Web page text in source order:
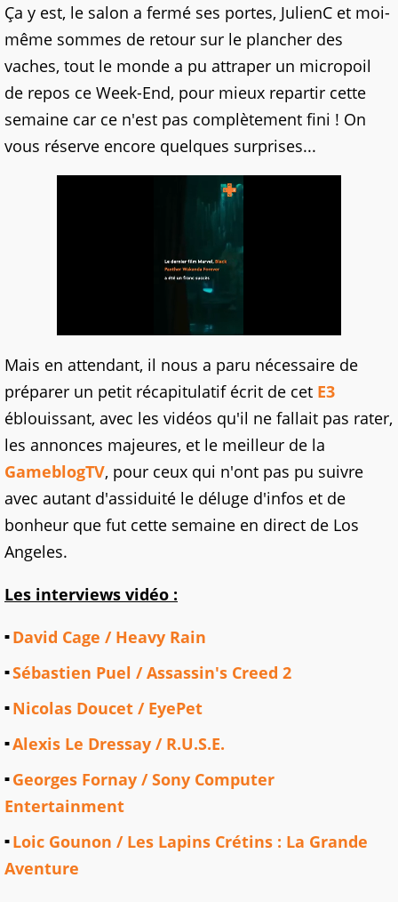
Ça y est, le salon a fermé ses portes, JulienC et moi-
même sommes de retour sur le plancher des
vaches, tout le monde a pu attraper un micropoil
de repos ce Week-End, pour mieux repartir cette
semaine car ce n'est pas complètement fini ! On
vous réserve encore quelques surprises...
Mais en attendant, il nous a paru nécessaire de
préparer un petit récapitulatif écrit de cet E3
éblouissant, avec les vidéos qu'il ne fallait pas rater,
les annonces majeures, et le meilleur de la
GameblogTV, pour ceux qui n'ont pas pu suivre
avec autant d'assiduité le déluge d'infos et de
bonheur que fut cette semaine en direct de Los
Angeles.
Les interviews vidéo :
David Cage / Heavy Rain
Sébastien Puel / Assassin's Creed 2
Nicolas Doucet / EyePet
Alexis Le Dressay / R.U.S.E.
Georges Fornay / Sony Computer
Entertainment
Loic Gounon / Les Lapins Crétins : La Grande
Aventure